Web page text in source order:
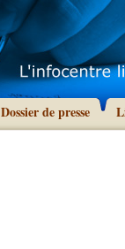
Dossier de presse